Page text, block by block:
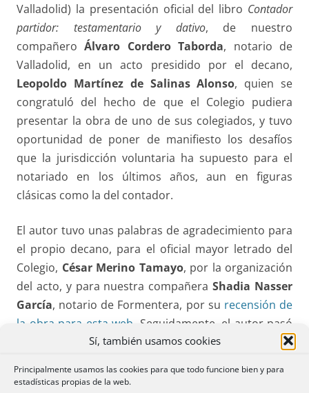
Sí, también usamos cookies
Principalmente usamos las cookies para que todo funcione bien y para
estadísticas propias de la web.
Valladolid) la presentación oficial del libro Contador
partidor: testamentario y dativo, de nuestro
compañeroÁlvaro Cordero Taborda, notario de
Valladolid, en un acto presidido por el decano,
Leopoldo Martínez de Salinas Alonso, quien se
congratuló del hecho de que el Colegio pudiera
presentar la obra de uno de sus colegiados, y tuvo
oportunidad de poner de manifiesto los desafíos
que la jurisdicción voluntaria ha supuesto para el
notariado en los últimos años, aun en figuras
clásicas como la del contador.
El autor tuvo unas palabras de agradecimiento para
el propio decano, para el oficial mayor letrado del
Colegio, César Merino Tamayo, por la organización
del acto, y para nuestra compañeraShadia Nasser
García, notario de Formentera, por su recensión de
la obra para esta web . Seguidamente, el autor pasó
a explicar la estructura del libro y algunas de las
casuismo.